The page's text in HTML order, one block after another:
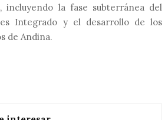
incluyendo la fase subterránea del
Integrado y el desarrollo de los
de Andina.